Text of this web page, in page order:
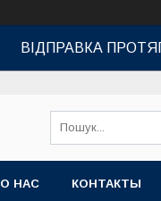
ВІДПРАВКА
О НАС КОНТАКТЫ